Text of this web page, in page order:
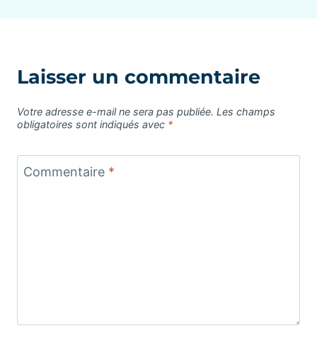
Laisser un commentaire
Votre adresse e-mail ne sera pas publiée. Les champs
obligatoires sont indiqués avec *
Commentaire *